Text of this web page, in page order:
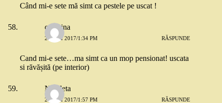
Când mi-e sete mă simt ca pestele pe uscat !
cosmina
26 MAI 2017/1:34 PM RĂSPUNDE
Cand mi-e sete…ma simt ca un mop pensionat! uscata
si răvășită (pe interior)
Nicoleta
26 MAI 2017/1:57 PM RĂSPUNDE